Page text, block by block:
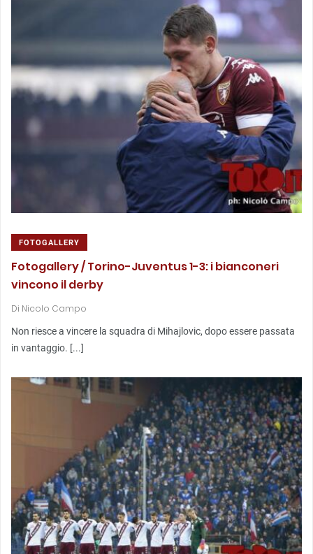
FOTOGALLERY
Fotogallery / Torino-Juventus 1-3: i bianconeri
vincono il derby
Di Nicolo Campo
Non riesce a vincere la squadra di Mihajlovic, dopo essere passata
in vantaggio. [...]